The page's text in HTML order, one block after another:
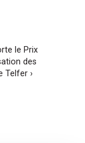
le Prix
des
Telfer ›